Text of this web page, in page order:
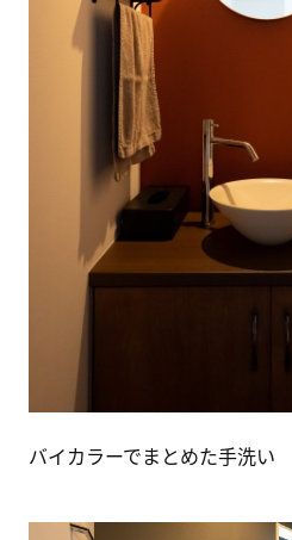
バイカラーでまとめた手洗い